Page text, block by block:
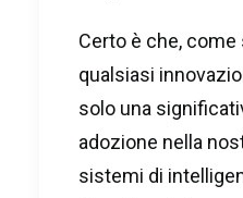
Certo è che,
qualsiasi
solo una
adozione nella
sistemi di